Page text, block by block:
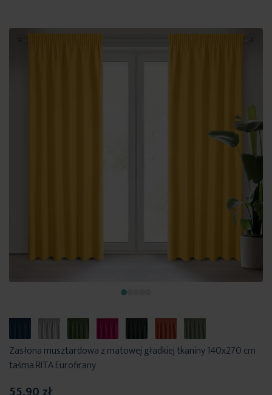
Zasłona musztardowa z matowej gładkiej tkaniny 140x270 cm
taśma RITA Eurofirany